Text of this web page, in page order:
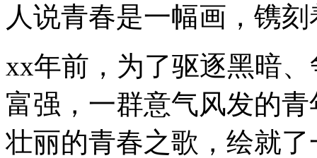
人说青春是一幅画，镌
xx年前，为了驱逐黑暗
富强，一群意气风发的
壮丽的青春之歌，绘就